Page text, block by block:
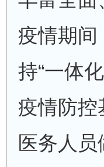
疫情期间
持“一体
疫情防控
医务人